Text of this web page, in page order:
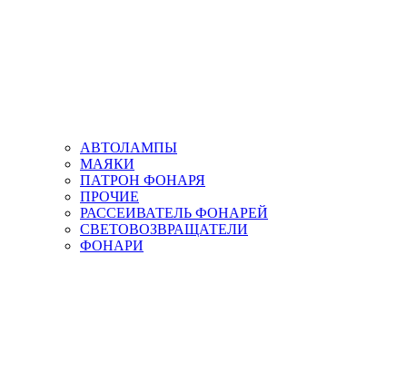
АВТОЛАМПЫ
МАЯКИ
ПАТРОН ФОНАРЯ
ПРОЧИЕ
РАССЕИВАТЕЛЬ ФОНАРЕЙ
СВЕТОВОЗВРАЩАТЕЛИ
ФОНАРИ